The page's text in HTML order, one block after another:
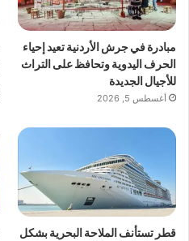
مبادرة في جرش الأردنية تعيد إحياء
الحرف اليدوية وتحافظ على التراث
للأجيال الجديدة
أغسطس 5, 2026
قطر تستأنف الملاحة البحرية بشكل